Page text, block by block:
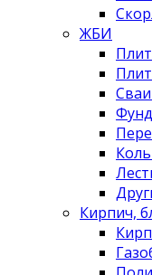
ЖБИ
Кирпич,